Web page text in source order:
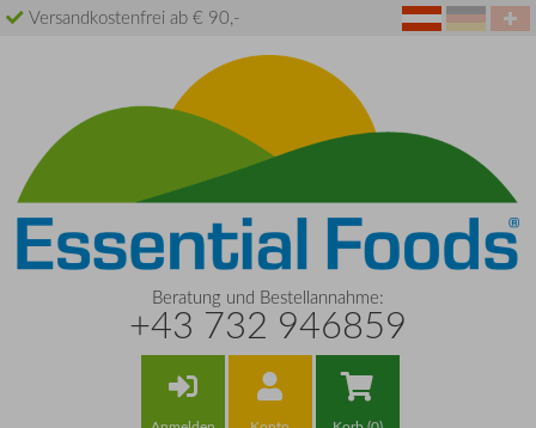
Versandkostenfrei ab € 90,-
Beratung und Bestellannahme:
+43 732 946859